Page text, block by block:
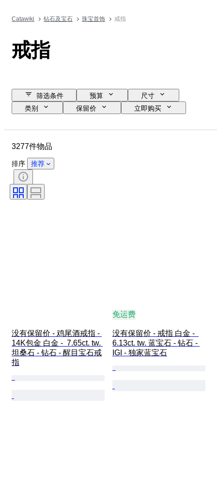
Catawiki 钻石及宝石 珠宝首饰 戒指
戒指
筛选条件 预算
尺寸
类别
保留价
立即购买
性别
证明
切割
确切的颜色
处理
3277件物品
排序 推荐
没有保留价 - 鸡尾酒戒指 -
14K包金 白金 -  7.65ct. tw.
坦桑石 - 钻石 - 醒目宝石戒
指
免运费
没有保留价 - 戒指 白金 -
6.13ct. tw. 蓝宝石 - 钻石 -
IGI - 独家蓝宝石